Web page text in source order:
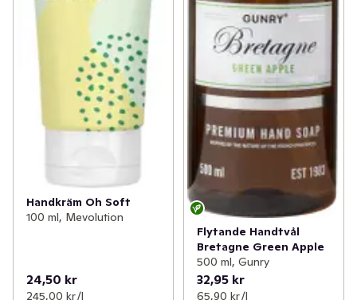
Handkräm Oh Soft
100 ml, Mevolution
24,50 kr
245,00 kr /l
Flytande Handtvål
Bretagne Green Apple
500 ml, Gunry
32,95 kr
65,90 kr /l